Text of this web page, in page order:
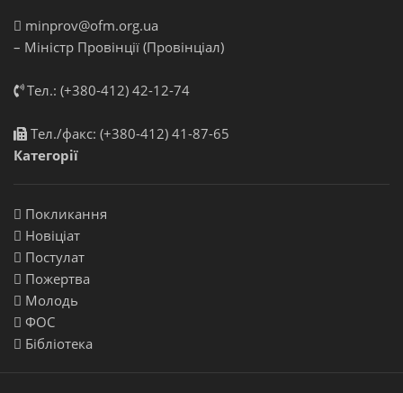
minprov@ofm.org.ua
– Міністр Провінції (Провінціал)
Тел.: (+380-412) 42-12-74
Тел./факс: (+380-412) 41-87-65
Категорії
Покликання
Новіціат
Постулат
Пожертва
Молодь
ФОС
Бібліотека